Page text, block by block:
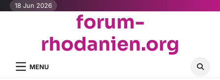
Skip18 Jun 2026
forum-
rhodanien.org
MENU